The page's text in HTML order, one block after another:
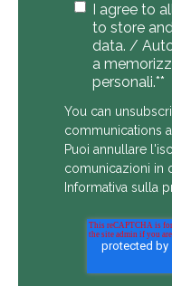
I agree to
to store
data. /
a
personali.**
You can
communications
Puoi annullare
comunicazioni in
Informativa sulla